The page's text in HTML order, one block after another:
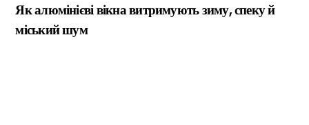
Як алюмінієві вікна витримують зиму, спеку й
міський шум